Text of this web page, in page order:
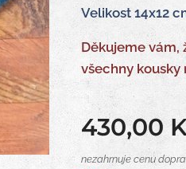
Velikost 14x12
Děkujeme vám,
všechny
430,00
nezahrnuje cenu